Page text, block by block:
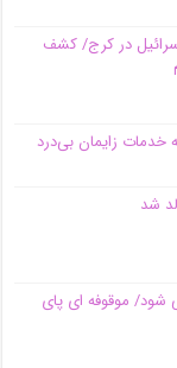
در کرج/‌ کشف
شد
شود/ موقوفه ای پای